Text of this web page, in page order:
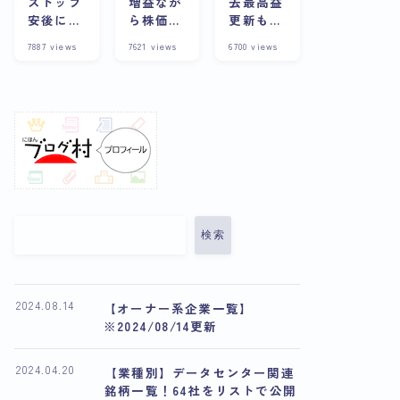
安後に株
その背景
いて徹底
解説
7887 views
ら株価下
とは？今
について
解説
7621 views
更新も株
落？その
6700 views
検索
【オーナー系企業一覧】
※2024/08/14更新
2024.08.14
【業種別】データセンター関連
銘柄一覧！64社をリストで公開
2024.04.20